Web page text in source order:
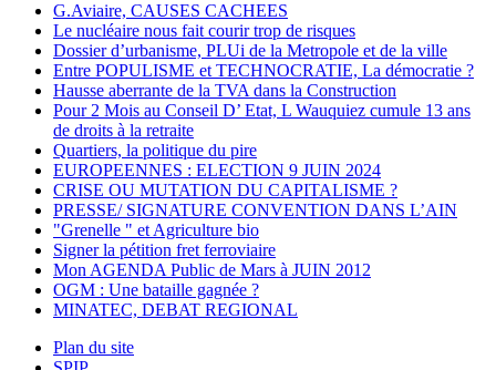
G.Aviaire, CAUSES CACHEES
Le nucléaire nous fait courir trop de risques
Dossier d’urbanisme, PLUi de la Metropole et de la ville
Entre POPULISME et TECHNOCRATIE, La démocratie ?
Hausse aberrante de la TVA dans la Construction
Pour 2 Mois au Conseil D’ Etat, L Wauquiez cumule 13 ans
de droits à la retraite
Quartiers, la politique du pire
EUROPEENNES : ELECTION 9 JUIN 2024
CRISE OU MUTATION DU CAPITALISME ?
PRESSE/ SIGNATURE CONVENTION DANS L’AIN
"Grenelle " et Agriculture bio
Signer la pétition fret ferroviaire
Mon AGENDA Public de Mars à JUIN 2012
OGM : Une bataille gagnée ?
MINATEC, DEBAT REGIONAL
Plan du site